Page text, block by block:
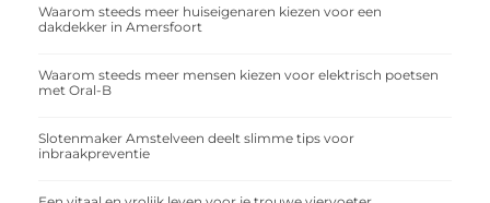
Waarom steeds meer huiseigenaren kiezen voor een
dakdekker in Amersfoort
Waarom steeds meer mensen kiezen voor elektrisch poetsen
met Oral-B
Slotenmaker Amstelveen deelt slimme tips voor
inbraakpreventie